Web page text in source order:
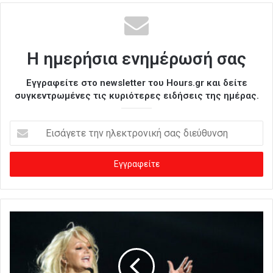
Η ημερήσια ενημέρωσή σας
Εγγραφείτε στο newsletter του Hours.gr και δείτε
συγκεντρωμένες τις κυριότερες ειδήσεις της ημέρας.
σ
γ
ε